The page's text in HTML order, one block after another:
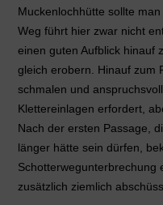
Muckenlochhütte sollte
Weg führt hier zwar nicht
einen guten Aufblick hinauf
gleich erobern. Hinauf zum
schmalen und
Klettereinlagen erfordert,
Nach der ersten Passage,
länger hätte sein dürfen,
Schotterwegunterbrechung
zusätzlich ziemlich